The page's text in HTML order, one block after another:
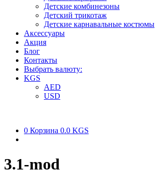
Детские комбинезоны
Детский трикотаж
Детские карнавальные костюмы
Аксессуары
Акция
Блог
Контакты
Выбрать валюту:
KGS
AED
USD
0 Корзина 0.0 KGS
3.1-mod